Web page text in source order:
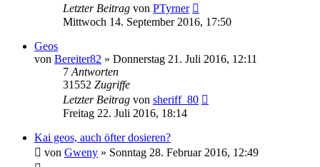
Letzter Beitrag von PTyrner
Mittwoch 14. September 2016, 17:50
Geos
von Bereiter82 » Donnerstag 21. Juli 2016, 12:11
7 Antworten
31552 Zugriffe
Letzter Beitrag von sheriff_80
Freitag 22. Juli 2016, 18:14
Kai geos, auch öfter dosieren?
von Gweny » Sonntag 28. Februar 2016, 12:49